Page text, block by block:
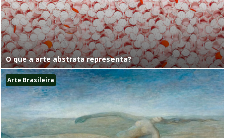
O que a arte abstrata representa?
Arte Brasileira